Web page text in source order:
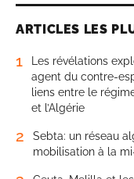
ARTICLES LES
1
Les révélations
agent du contre-
liens entre le
et l’Algérie
2
Sebta: un réseau
mobilisation à la